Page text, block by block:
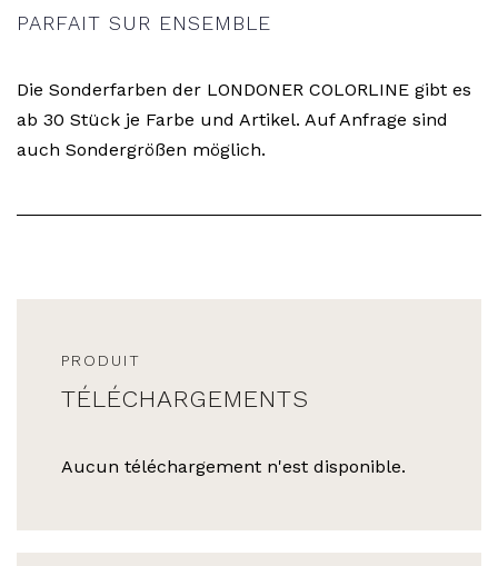
PARFAIT SUR ENSEMBLE
Die Sonderfarben der LONDONER COLORLINE gibt es
ab 30 Stück je Farbe und Artikel. Auf Anfrage sind
auch Sondergrößen möglich.
PRODUIT
TÉLÉCHARGEMENTS
Aucun téléchargement n'est disponible.